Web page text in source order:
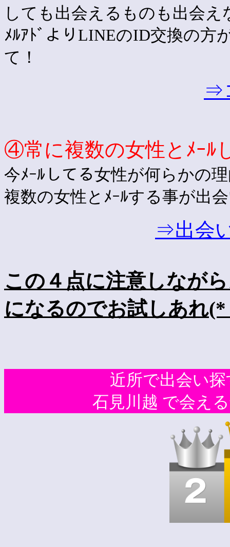
しても出会えるものも出会
ﾒﾙｱﾄﾞよりLINEのID交換の方
て！
⇒
④常に複数の女性とﾒｰﾙ
今ﾒｰﾙしてる女性が何らかの
複数の女性とﾒｰﾙする事が出
⇒出会
この４点に注意しなが
になるのでお試しあれ(*
近所で出会い
石見川越 で会え